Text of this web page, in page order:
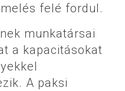
felé fordul.
munkatársai
a kapacitásokat
A paksi